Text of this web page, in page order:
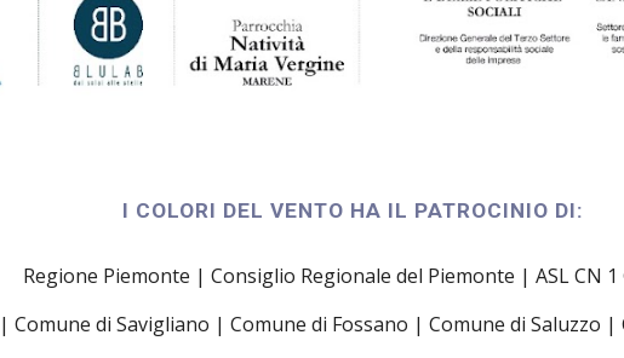
I COLORI DEL VENTO HA IL PATROCINIO DI:
Regione Piemonte | Consiglio Regionale del Piemonte | ASL CN 1
Comune di Savigliano | Comune di Fossano | Comune di Saluzzo